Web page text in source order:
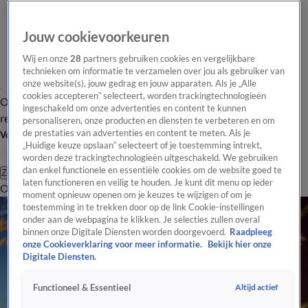
Overzicht Laatste nieuws Regionieuws Het beste van Hart
Tip de
redactie
Volg Hart van Nederland
Zoeken
OverzichtRegioUitzendingenWeerTip de redactiePanelVideo's
Jouw cookievoorkeuren
Wij en onze28 partners gebruiken cookies en vergelijkbare
technieken om informatie te verzamelen over jou als gebruiker van
onze website(s), jouw gedrag en jouw apparaten. Als je „Alle
cookies accepteren” selecteert, worden trackingtechnologieën
ingeschakeld om onze advertenties en content te kunnen
personaliseren, onze producten en diensten te verbeteren en om
de prestaties van advertenties en content te meten. Als je
„Huidige keuze opslaan” selecteert of je toestemming intrekt,
worden deze trackingtechnologieën uitgeschakeld. We gebruiken
dan enkel functionele en essentiële cookies om de website goed te
laten functioneren en veilig te houden. Je kunt dit menu op ieder
moment opnieuw openen om je keuzes te wijzigen of om je
toestemming in te trekken door op de link Cookie-instellingen
onder aan de webpagina te klikken. Je selecties zullen overal
binnen onze Digitale Diensten worden doorgevoerd. Raadpleeg
onze Cookieverklaring voor meer informatie.
Bekijk hier onze
Digitale Diensten.
Functioneel & Essentieel Altijd actief